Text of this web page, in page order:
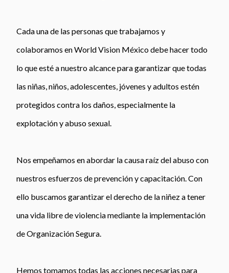
Cada una de las personas que trabajamos y
colaboramos en World Vision México debe hacer todo
lo que esté a nuestro alcance para garantizar que todas
las niñas, niños, adolescentes, jóvenes y adultos estén
protegidos contra los daños, especialmente la
explotación y abuso sexual.
Nos empeñamos en abordar la causa raíz del abuso con
nuestros esfuerzos de prevención y capacitación. Con
ello buscamos garantizar el derecho de la niñez a tener
una vida libre de violencia mediante la implementación
de Organización Segura.
Hemos tomamos todas las acciones necesarias para